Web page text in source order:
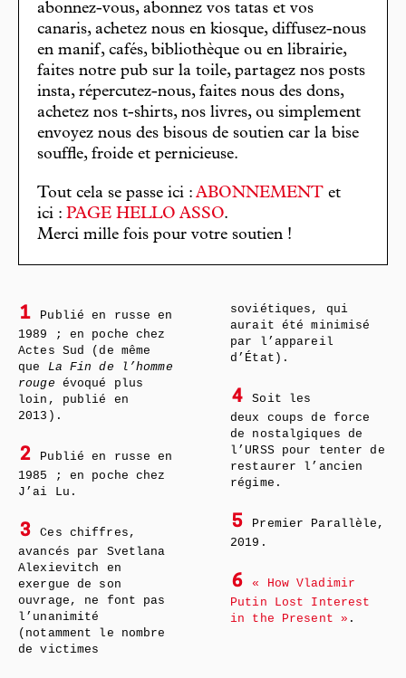
abonnez-vous, abonnez vos tatas et vos
canaris, achetez nous en kiosque, diffusez-nous
en manif, cafés, bibliothèque ou en librairie,
faites notre pub sur la toile, partagez nos posts
insta, répercutez-nous, faites nous des dons,
achetez nos t-shirts, nos livres, ou simplement
envoyez nous des bisous de soutien car la bise
souffle, froide et pernicieuse.
Tout cela se passe ici : ABONNEMENT et
ici : PAGE HELLO ASSO.
Merci mille fois pour votre soutien !
1
Publié en russe en
1989 ; en poche chez
Actes Sud (de même
que La Fin de l’homme
rouge évoqué plus
loin, publié en
2013).
2
Publié en russe en
1985 ; en poche chez
J’ai Lu.
3
Ces chiffres,
avancés par Svetlana
Alexievitch en
exergue de son
ouvrage, ne font pas
l’unanimité
(notamment le nombre
de victimes
soviétiques, qui
aurait été minimisé
par l’appareil
d’État).
4
Soit les
deux coups de force
de nostalgiques de
l’URSS pour tenter de
restaurer l’ancien
régime.
5
Premier Parallèle,
2019.
6
« How Vladimir
Putin Lost Interest
in the Present » .